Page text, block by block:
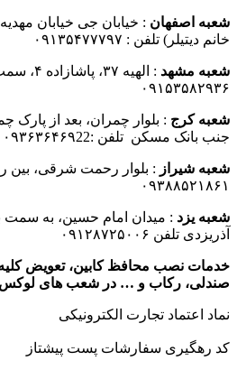
شعبه اصفهان
خانم دیتیلر) تلفن : ۰۹۱۳۵۴۷۷۷۹۷
شعبه مشهد
: الهیه
۰۹۱۵۳۵۸۲۹۳۶
شعبه کرج
جنب بانک مسکن تلفن :۰۹۳۶۳۶۴۶۹22
شعبه شیراز
۰۹۳۸۸۵۲۱۸۶۱
شعبه یزد : میدان امام حسین، به سمت
آذریزدی تلفن ۰۹۱۲۸۷۲۵۰۰۶
خدمات نصب محافظ کابین، تعویض
صندلی، رکاب و … در شعب های
نماد اعتماد تجارت الكترونیكی
کد رهگیری سفارشات پست پیشتاز